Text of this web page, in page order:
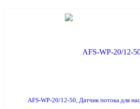
AFS-WP-20/12-50, Датчик потока для